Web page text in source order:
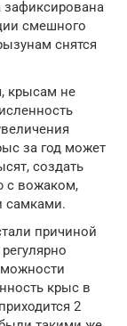
смешного
снятся
крысам не
за год может
создать
с вожаком,
самками.
причиной
крыс в
2